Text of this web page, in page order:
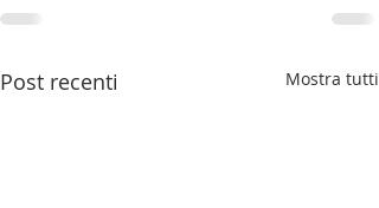
Post recenti Mostra tutti